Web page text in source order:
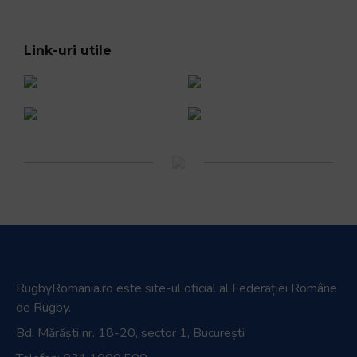
Link-uri utile
RugbyRomania.ro este site-ul oficial al Federației Române
de Rugby.
Bd. Mărăști nr. 18-20, sector 1, București